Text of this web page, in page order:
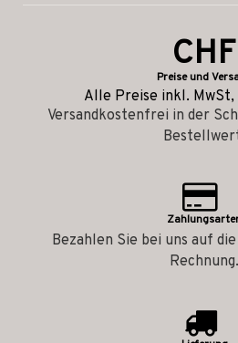
CHF
Preise und
Alle Preise inkl. MwSt,
Versandkostenfrei in der
Bezahlen Sie bei uns auf
Rechnung.